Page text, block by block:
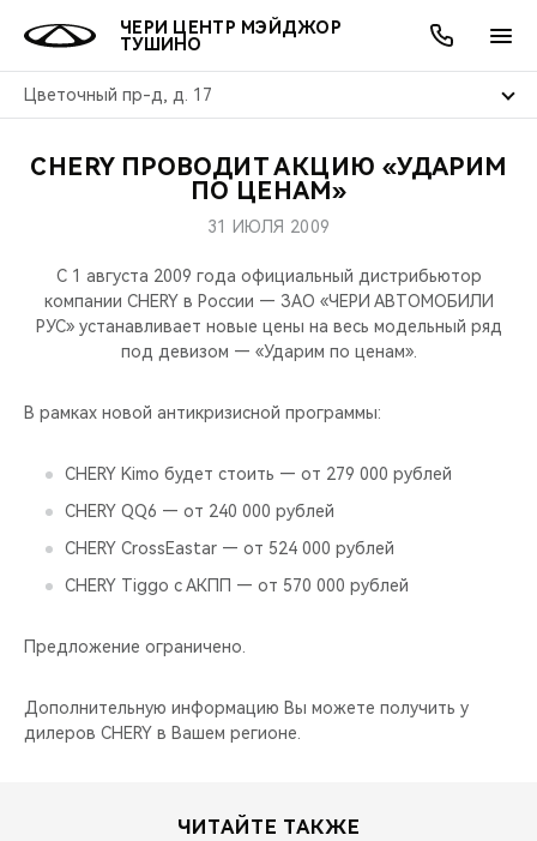
ЧЕРИ ЦЕНТР МЭЙДЖОР
ТУШИНО
Цветочный пр-д, д. 17
МОДЕЛИ
КРОССОВЕРЫ
ПОКУПАТЕЛЯМ
КРЕДИТ И СТРАХОВАНИЕ
ВЛАДЕЛЬЦАМ
ЗАПЧАСТИ И АКСЕССУАРЫ
ПОДДЕРЖКА
CHERY CONNECT
МИР CHERY
О БРЕНДЕ
CHERY В СОЦСЕТЯХ
ЛЮДИ CHERY
БЛАГОТВОРИТЕЛЬНОСТЬ
CHERY REMOTE
ВИДЕООБЗОРЫ
АКЦИИ
ОНЛАЙН СЕРВИСЫ
КРЕДИТ
О КОМПАНИИ
МЫ В СОЦСЕТЯХ
CHERY ПРОВОДИТ АКЦИЮ «УДАРИМ
ПО ЦЕНАМ»
31 ИЮЛЯ 2009
С 1 августа 2009 года официальный дистрибьютор
компании CHERY в России — ЗАО «ЧЕРИ АВТОМОБИЛИ
РУС» устанавливает новые цены на весь модельный ряд
под девизом — «Ударим по ценам».
В рамках новой антикризисной программы:
CHERY Kimo будет стоить — от 279 000 рублей
CHERY QQ6 — от 240 000 рублей
CHERY CrossEastar — от 524 000 рублей
CHERY Tiggo с АКПП — от 570 000 рублей
Предложение ограничено.
Дополнительную информацию Вы можете получить у
дилеров CHERY в Вашем регионе.
ЧИТАЙТЕ ТАКЖЕ